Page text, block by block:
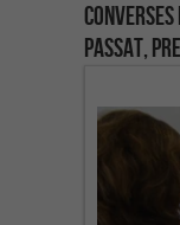
Passat,